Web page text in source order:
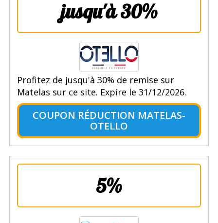
jusqu'à 30%
Profitez de jusqu'à 30% de remise sur
Matelas sur ce site. Expire le 31/12/2026.
COUPON RÉDUCTION MATELAS-
OTELLO
5%